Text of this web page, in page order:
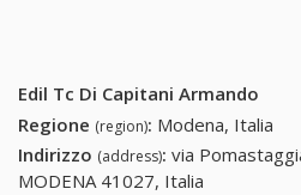
Edil Tc Di Capitani Armando
Regione (region): Modena, Italia
Indirizzo (address): via
MODENA 41027, Italia